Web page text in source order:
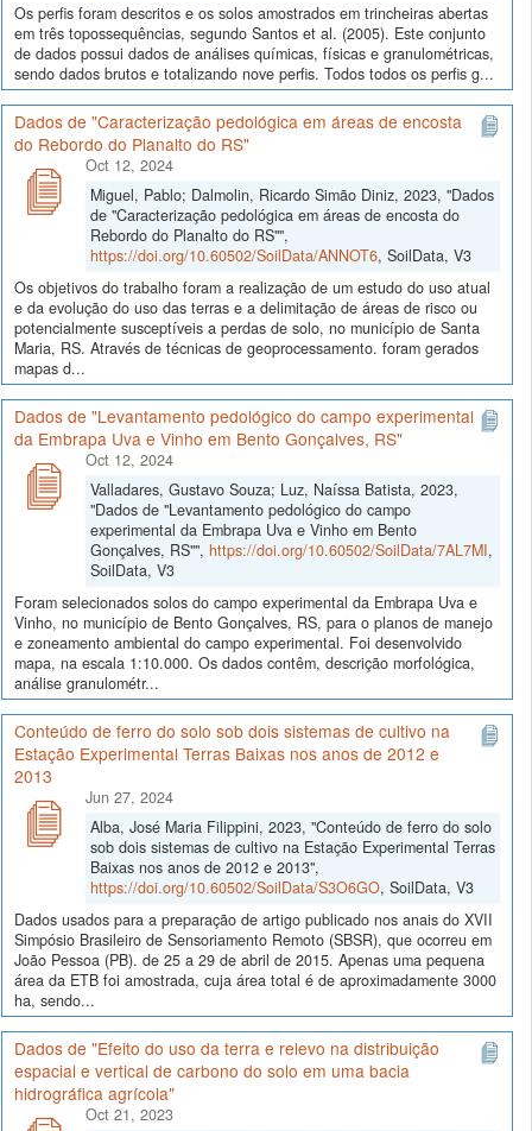
Os perfis foram descritos e os solos amostrados em trincheiras abertas
em três topossequências, segundo Santos et al. (2005). Este conjunto
de dados possui dados de análises químicas, físicas e granulométricas,
sendo dados brutos e totalizando nove perfis. Todos todos os perfis g...
Dados de "Caracterização pedológica em áreas de encosta
do Rebordo do Planalto do RS"
Oct 12, 2024
Miguel, Pablo; Dalmolin, Ricardo Simão Diniz, 2023, "Dados
de "Caracterização pedológica em áreas de encosta do
Rebordo do Planalto do RS"",
https://doi.org/10.60502/SoilData/ANNOT6, SoilData, V3
Os objetivos do trabalho foram a realização de um estudo do uso atual
e da evolução do uso das terras e a delimitação de áreas de risco ou
potencialmente susceptíveis a perdas de solo, no município de Santa
Maria, RS. Através de técnicas de geoprocessamento. foram gerados
mapas d...
Dados de "Levantamento pedológico do campo experimental
da Embrapa Uva e Vinho em Bento Gonçalves, RS"
Oct 12, 2024
Valladares, Gustavo Souza; Luz, Naíssa Batista, 2023,
"Dados de "Levantamento pedológico do campo
experimental da Embrapa Uva e Vinho em Bento
Gonçalves, RS"", https://doi.org/10.60502/SoilData/7AL7MI,
SoilData, V3
Foram selecionados solos do campo experimental da Embrapa Uva e
Vinho, no município de Bento Gonçalves, RS, para o planos de manejo
e zoneamento ambiental do campo experimental. Foi desenvolvido
mapa, na escala 1:10.000. Os dados contêm, descrição morfológica,
análise granulométr...
Conteúdo de ferro do solo sob dois sistemas de cultivo na
Estação Experimental Terras Baixas nos anos de 2012 e
2013
Jun 27, 2024
Alba, José Maria Filippini, 2023, "Conteúdo de ferro do solo
sob dois sistemas de cultivo na Estação Experimental Terras
Baixas nos anos de 2012 e 2013",
https://doi.org/10.60502/SoilData/S3O6GO, SoilData, V3
Dados usados para a preparação de artigo publicado nos anais do XVII
Simpósio Brasileiro de Sensoriamento Remoto (SBSR), que ocorreu em
João Pessoa (PB). de 25 a 29 de abril de 2015. Apenas uma pequena
área da ETB foi amostrada, cuja área total é de aproximadamente 3000
ha, sendo...
Dados de "Efeito do uso da terra e relevo na distribuição
espacial e vertical de carbono do solo em uma bacia
hidrográfica agrícola"
Oct 21, 2023